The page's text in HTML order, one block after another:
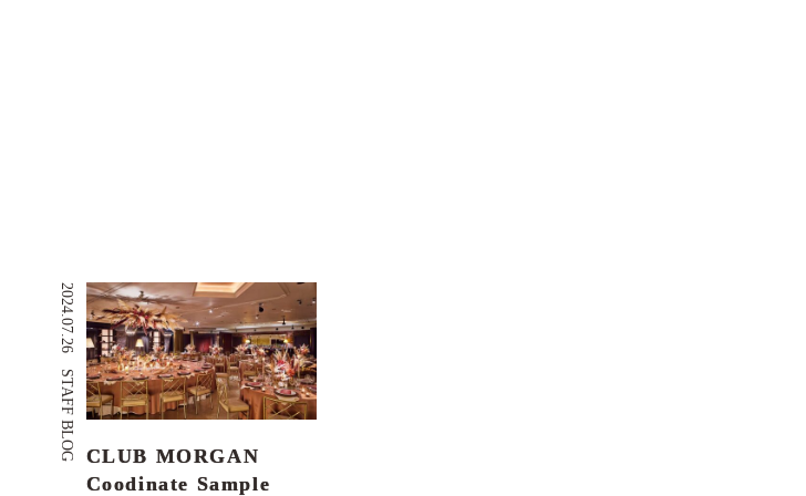
2024.07.26
STAFF BLOG CLUB MORGAN
Coodinate Sample